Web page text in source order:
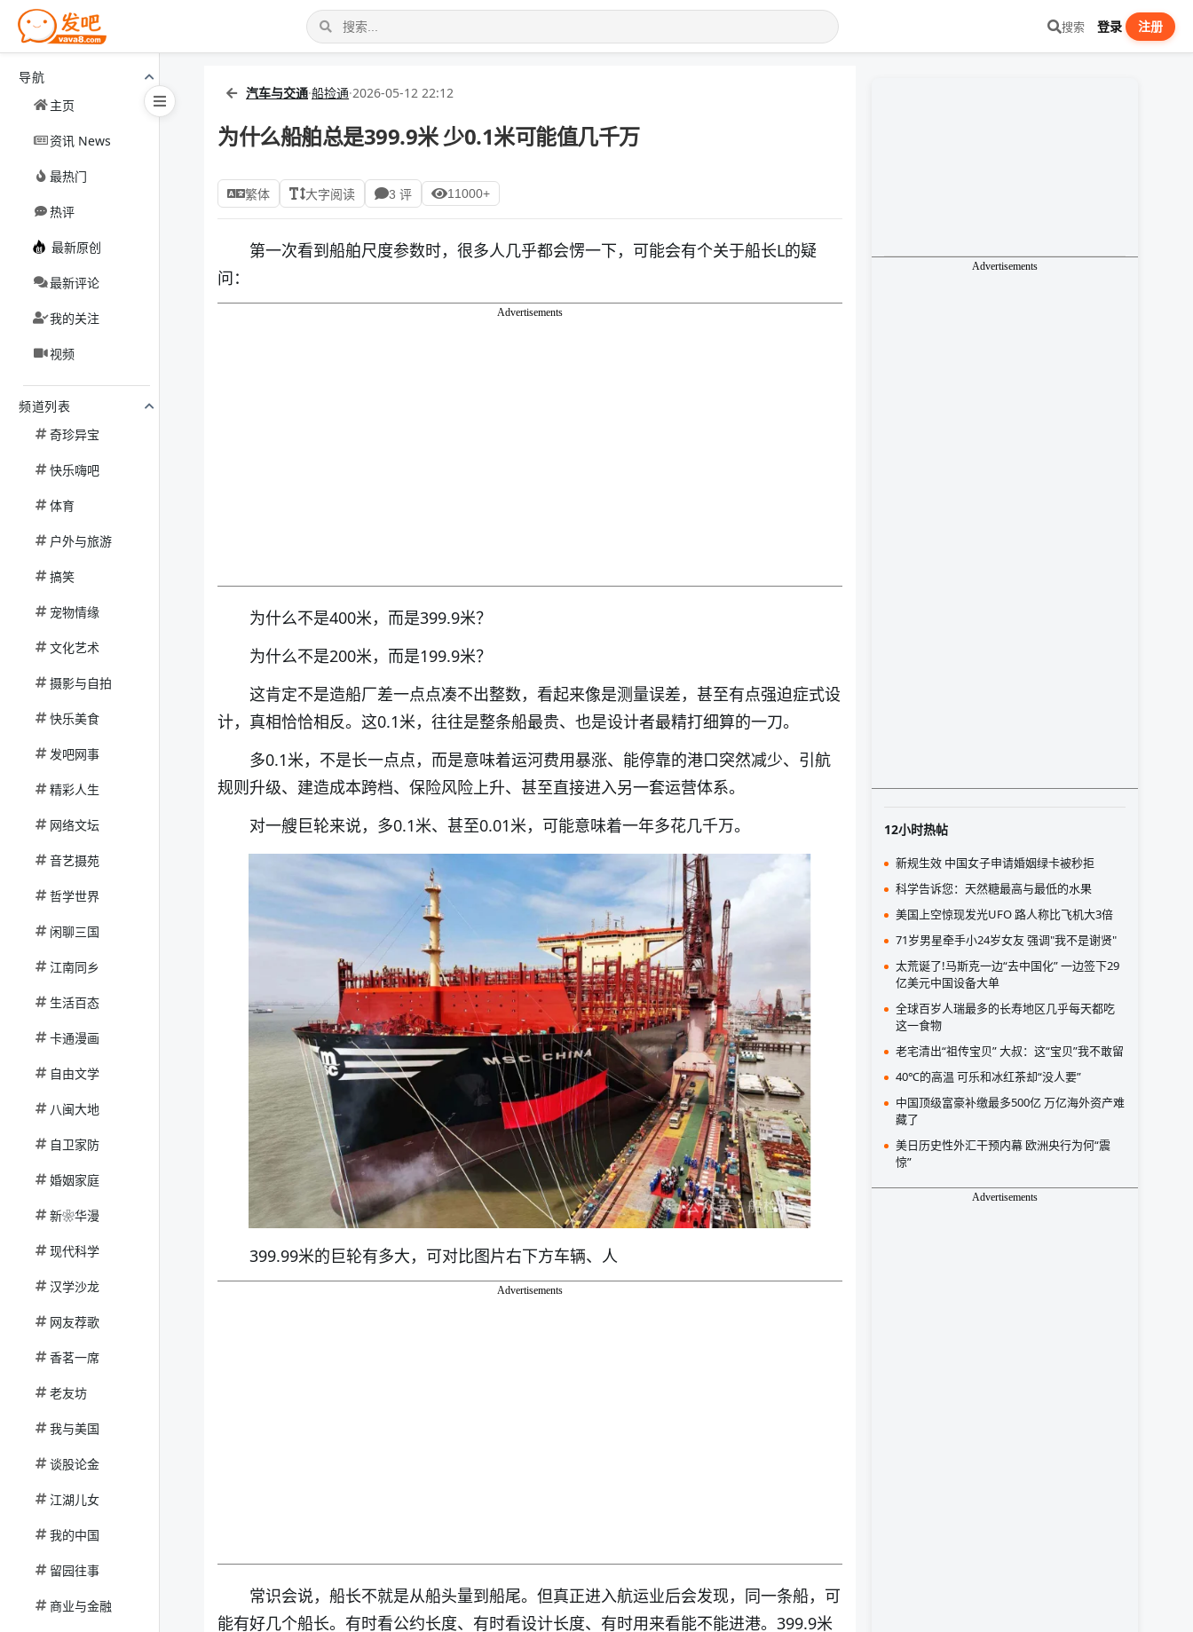
搜索 登录 注册
导航
主页
资讯 News
最热门
热评
最新原创
最新评论
我的关注
视频
频道列表
奇珍异宝
快乐嗨吧
体育
户外与旅游
搞笑
宠物情缘
文化艺术
摄影与自拍
快乐美食
发吧网事
精彩人生
网络文坛
音艺摄苑
哲学世界
闲聊三国
江南同乡
生活百态
卡通漫画
自由文学
八闽大地
自卫家防
婚姻家庭
新❀华漫
现代科学
汉学沙龙
网友荐歌
香茗一席
老友坊
我与美国
谈股论金
江湖儿女
我的中国
留园往事
商业与金融
汽车与交通·船捡通·2026-05-12 22:12
为什么船舶总是399.9米 少0.1米可能值几千万
繁体 大字阅读 3 评 11000+
第一次看到船舶尺度参数时，很多人几乎都会愣一下，可能会有个关于船长L的疑
问：
Advertisements
为什么不是400米，而是399.9米？
为什么不是200米，而是199.9米？
这肯定不是造船厂差一点点凑不出整数，看起来像是测量误差，甚至有点强迫症式设
计，真相恰恰相反。这0.1米，往往是整条船最贵、也是设计者最精打细算的一刀。
多0.1米，不是长一点点，而是意味着运河费用暴涨、能停靠的港口突然减少、引航
规则升级、建造成本跨档、保险风险上升、甚至直接进入另一套运营体系。
对一艘巨轮来说，多0.1米、甚至0.01米，可能意味着一年多花几千万。
399.99米的巨轮有多大，可对比图片右下方车辆、人
Advertisements
常识会说，船长不就是从船头量到船尾。但真正进入航运业后会发现，同一条船，可
能有好几个船长。有时看公约长度、有时看设计长度、有时用来看能不能进港。399.9米
Advertisements
12小时热帖
新规生效 中国女子申请婚姻绿卡被秒拒
科学告诉您：天然糖最高与最低的水果
美国上空惊现发光UFO 路人称比飞机大3倍
71岁男星牵手小24岁女友 强调"我不是谢贤"
太荒诞了!马斯克一边“去中国化” 一边签下29
亿美元中国设备大单
全球百岁人瑞最多的长寿地区几乎每天都吃
这一食物
老宅清出“祖传宝贝” 大叔：这“宝贝”我不敢留
40℃的高温 可乐和冰红茶却“没人要”
中国顶级富豪补缴最多500亿 万亿海外资产难
藏了
美日历史性外汇干预内幕 欧洲央行为何“震
惊”
Advertisements